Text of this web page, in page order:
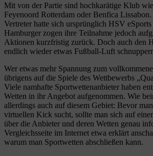
Mit von der Partie sind hochkarätige Klub
Feyenoord Rotterdam oder Benfica
Vertreter hatte sich ursprünglich HSV
Hamburger zogen ihre Teilnahme jedoch
Aktionen kurzfristig zurück. Doch auch den
endlich wieder etwas Fußball-Luft
Wer etwas mehr Spannung zum
übrigens auf die Spiele des Wettbewerbs
Viele namhafte Sportwettenanbieter haben
Wetten in ihr Angebot aufgenommen. Wie
allerdings auch auf diesem Gebiet: Bevor
virtuellen Kick sucht, sollte man sich auf
über die Anbieter und deren Wetten genau
Vergleichsseite im Internet etwa erklärt
warum man Sportwetten abschließen kann.